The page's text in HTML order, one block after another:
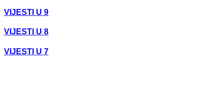
VIJESTI U 9
VIJESTI U 8
VIJESTI U 7